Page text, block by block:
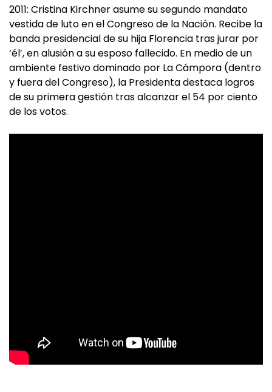
2011: Cristina Kirchner asume su segundo mandato
vestida de luto en el Congreso de la Nación. Recibe la
banda presidencial de su hija Florencia tras jurar por
‘él’, en alusión a su esposo fallecido. En medio de un
ambiente festivo dominado por La Cámpora (dentro
y fuera del Congreso), la Presidenta destaca logros
de su primera gestión tras alcanzar el 54 por ciento
de los votos.